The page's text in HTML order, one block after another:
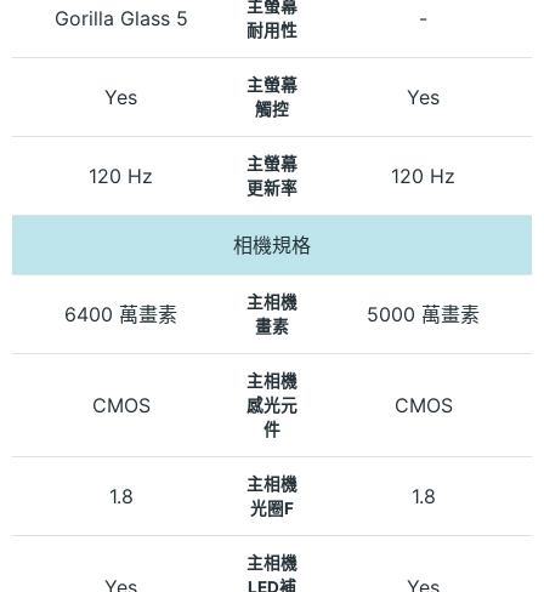
Gorilla Glass 5
主螢幕
耐用性
-
Yes
主螢幕
觸控
Yes
120 Hz
主螢幕
更新率
120 Hz
相機規格
6400 萬畫素
主相機
畫素
5000 萬畫素
CMOS
主相機
感光元
件
CMOS
1.8
主相機
光圈F
1.8
Yes
主相機
LED補
Yes